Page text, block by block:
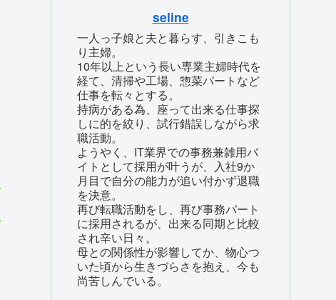
seline
一人っ子娘と夫と暮らす、引きこも
り主婦。
10年以上という長い専業主婦時代を
経て、清掃や工場、惣菜パートなど
仕事を転々とする。
持病がある為、座って出来る仕事探
しに的を絞り、試行錯誤しながら求
職活動。
ようやく、IT業界での事務兼雑用バ
イトとして採用が叶うが、入社9か
月目で自分の能力が追い付かず退職
を決意。
再び転職活動をし、再び事務パート
に採用されるが、出来る同期と比較
され辛い日々。
母との関係性が影響してか、物心つ
いた頃から生きづらさを抱え、今も
尚苦しんでいる。